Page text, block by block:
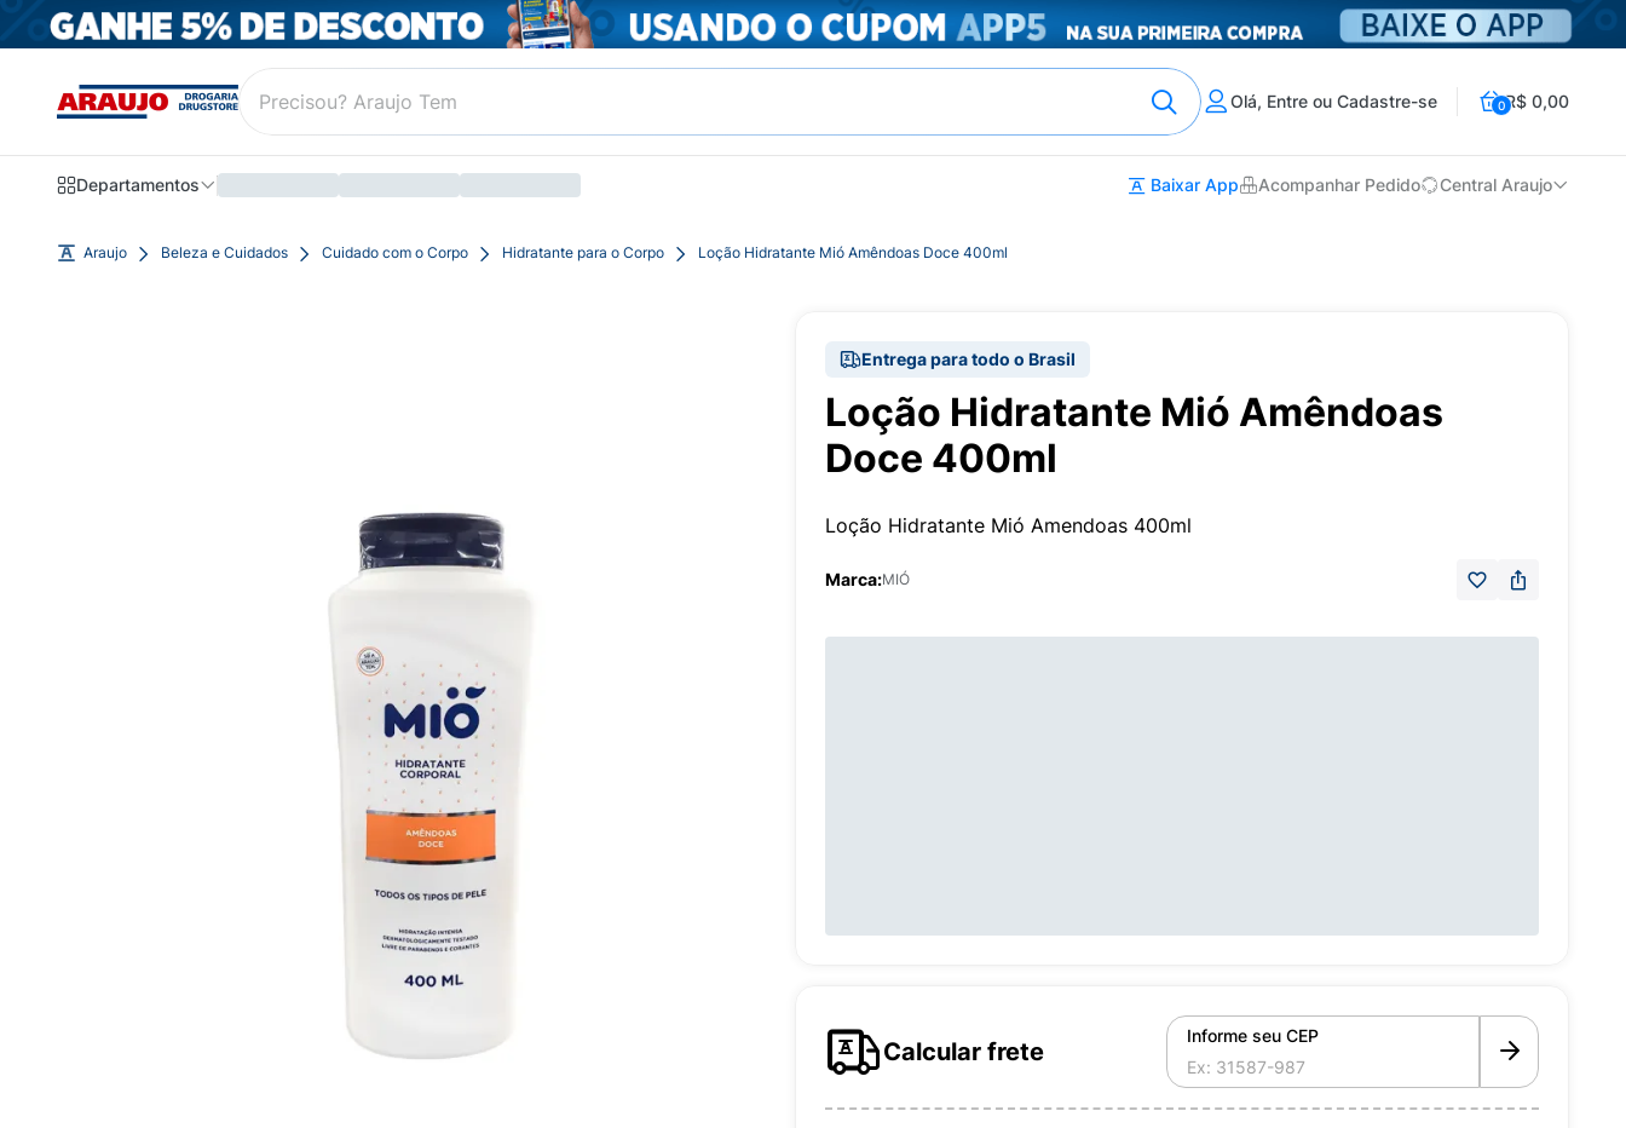
Olá, Entre ou Cadastre-se 0R$ 0,00
Departamentos Baixar App Acompanhar Pedido Central Araujo
Araujo Beleza e Cuidados Cuidado com o Corpo Hidratante para o Corpo Loção Hidratante Mió Amêndoas Doce 400ml
Entrega para todo o Brasil
Loção Hidratante Mió Amêndoas
Doce 400ml
Loção Hidratante Mió Amendoas 400ml
Marca:MIÓ
Calcular frete
Informe seu CEP